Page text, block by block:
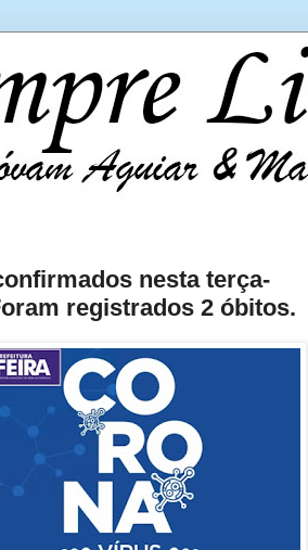
nesta terça-
registrados 2 óbitos.